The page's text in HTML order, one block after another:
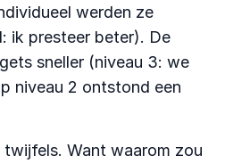
werden ze
ik presteer beter). De
sneller (niveau 3: we
niveau 2 ontstond een
twijfels. Want waarom zou